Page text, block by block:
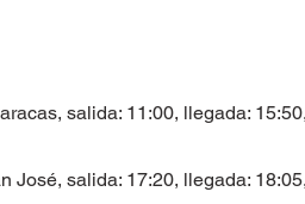
salida: 11:00, llegada:
José, salida: 17:20, llegada: